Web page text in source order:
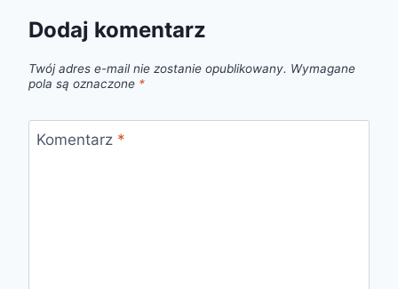
Dodaj komentarz
Twój adres e-mail nie zostanie opublikowany. Wymagane
pola są oznaczone *
Komentarz *